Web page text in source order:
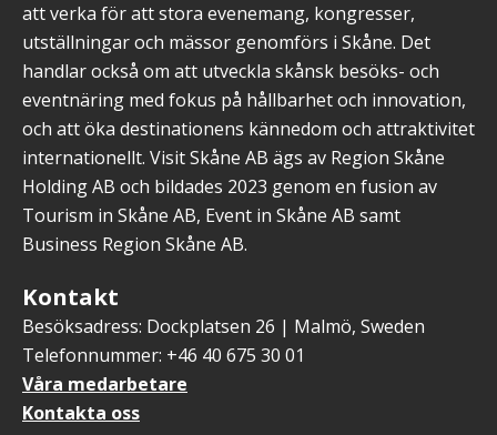
att verka för att stora evenemang, kongresser,
utställningar och mässor genomförs i Skåne. Det
handlar också om att utveckla skånsk besöks- och
eventnäring med fokus på hållbarhet och innovation,
och att öka destinationens kännedom och attraktivitet
internationellt. Visit Skåne AB ägs av Region Skåne
Holding AB och bildades 2023 genom en fusion av
Tourism in Skåne AB, Event in Skåne AB samt
Business Region Skåne AB.
Kontakt
Besöksadress: Dockplatsen 26 | Malmö, Sweden
Telefonnummer: +46 40 675 30 01
Våra medarbetare
Kontakta oss